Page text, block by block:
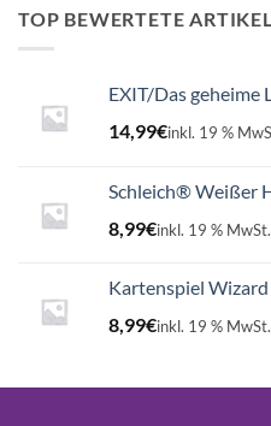
16,99€
TOP BEWERTETE ARTIKEL
EXIT/Das geheime
14,99€inkl. 19 %
Schleich® Weißer
8,99€inkl. 19 % MwSt.
Kartenspiel Wizard
8,99€inkl. 19 % MwSt.